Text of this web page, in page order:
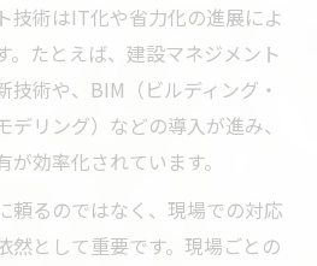
技術はIT化や省力化の進展によ
。たとえば、建設マネジメント
技術や、BIM（ビルディング・
リング）などの導入が進み、
効率化されています。
頼るのではなく、現場での対応
然として重要です。現場ごとの